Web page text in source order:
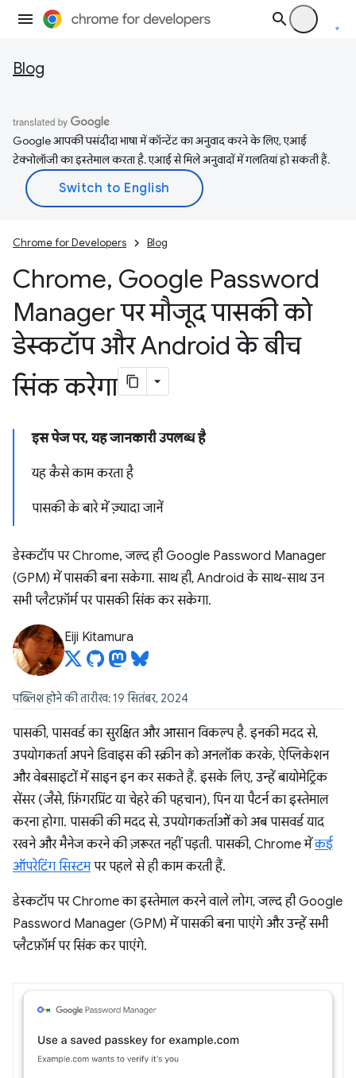
Blog
Google आपकी पसंदीदा भाषा में कॉन्टेंट का अनुवाद करने के लिए, एआई
टेक्नोलॉजी का इस्तेमाल करता है. एआई से मिले अनुवादों में गलतियां हो सकती हैं.
Chrome for Developers Blog
Chrome, Google Password
Manager पर मौजूद पासकी को
डेस्कटॉप और Android के बीच
सिंक करेगा
इस पेज पर, यह जानकारी उपलब्ध है
यह कैसे काम करता है
पासकी के बारे में ज़्यादा जानें
डेस्कटॉप पर Chrome, जल्द ही Google Password Manager
(GPM) में पासकी बना सकेगा. साथ ही, Android के साथ-साथ उन
सभी प्लैटफ़ॉर्म पर पासकी सिंक कर सकेगा.
Eiji Kitamura
पब्लिश होने की तारीख: 19 सितंबर, 2024
पासकी, पासवर्ड का सुरक्षित और आसान विकल्प है. इनकी मदद से,
उपयोगकर्ता अपने डिवाइस की स्क्रीन को अनलॉक करके, ऐप्लिकेशन
और वेबसाइटों में साइन इन कर सकते हैं. इसके लिए, उन्हें बायोमेट्रिक
सेंसर (जैसे, फ़िंगरप्रिंट या चेहरे की पहचान), पिन या पैटर्न का इस्तेमाल
करना होगा. पासकी की मदद से, उपयोगकर्ताओं को अब पासवर्ड याद
रखने और मैनेज करने की ज़रूरत नहीं पड़ती. पासकी, Chrome मेंकई
ऑपरेटिंग सिस्टमपर पहले से ही काम करती हैं.
डेस्कटॉप पर Chrome का इस्तेमाल करने वाले लोग, जल्द ही Google
Password Manager (GPM) में पासकी बना पाएंगे और उन्हें सभी
प्लैटफ़ॉर्म पर सिंक कर पाएंगे.